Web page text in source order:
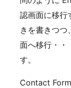
認画面に移行
きを書きつ
面へ移行・
す。
Contact